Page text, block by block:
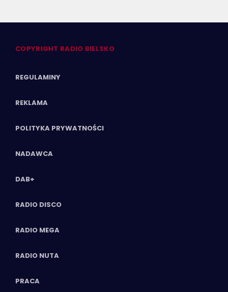
COPYRIGHT RADIO BIELSKO
REGULAMINY
REKLAMA
POLITYKA PRYWATNOŚCI
NADAWCA
DAB+
RADIO DISCO
RADIO MEGA
RADIO NUTA
PRACA